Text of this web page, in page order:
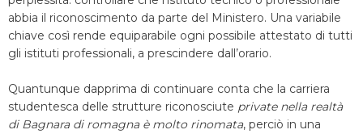
abbia il riconoscimento da parte del Ministero. Una variabile
chiave così rende equiparabile ogni possibile attestato di tutti
gli istituti professionali, a prescindere dall’orario.
Quantunque dapprima di continuare conta che la carriera
studentesca delle strutture riconosciute private nella realtà
di Bagnara di romagna è molto rinomata, perciò in una